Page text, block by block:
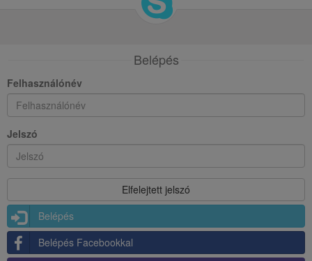
Belépés
Felhasználónév
Jelszó
Belépés
Belépés Facebookkal